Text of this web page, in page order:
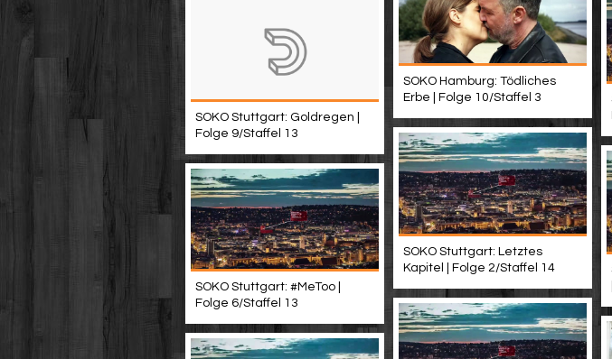
SOKO Hamburg: Tödliches
Erbe | Folge 10/Staffel 3
SOKO Stuttgart: Goldregen |
Folge 9/Staffel 13
SOKO Stuttgart: Letztes
Kapitel | Folge 2/Staffel 14
SOKO Stuttgart: #MeToo |
Folge 6/Staffel 13